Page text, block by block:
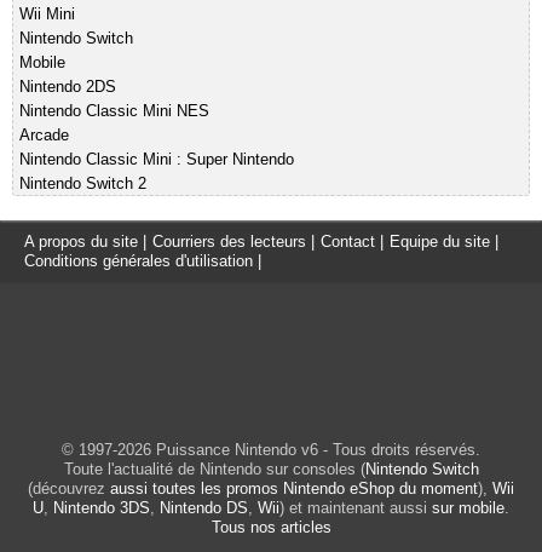
Wii Mini
Nintendo Switch
Mobile
Nintendo 2DS
Nintendo Classic Mini NES
Arcade
Nintendo Classic Mini : Super Nintendo
Nintendo Switch 2
A propos du site Courriers des lecteurs Contact Equipe du site
Conditions générales d'utilisation
© 1997-2026 Puissance Nintendo v6 - Tous droits réservés.
Toute l'actualité de Nintendo sur consoles (Nintendo Switch
(découvrez aussi toutes les promos Nintendo eShop du moment), Wii
U, Nintendo 3DS, Nintendo DS, Wii) et maintenant aussi sur mobile.
Tous nos articles